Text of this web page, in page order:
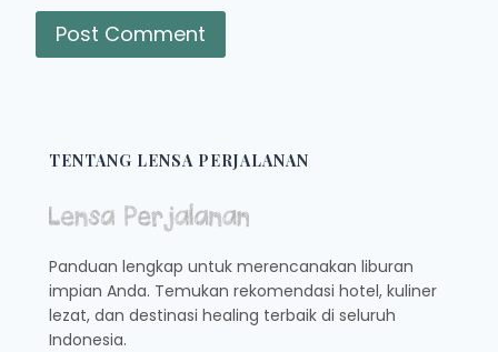
TENTANG LENSA PERJALANAN
Panduan lengkap untuk merencanakan liburan
impian Anda. Temukan rekomendasi hotel, kuliner
lezat, dan destinasi healing terbaik di seluruh
Indonesia.